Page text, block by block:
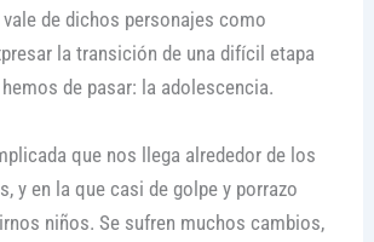
de dichos personajes como
la transición de una difícil etapa
de pasar: la adolescencia.
que nos llega alrededor de los
y en la que casi de golpe y porrazo
niños. Se sufren muchos cambios,